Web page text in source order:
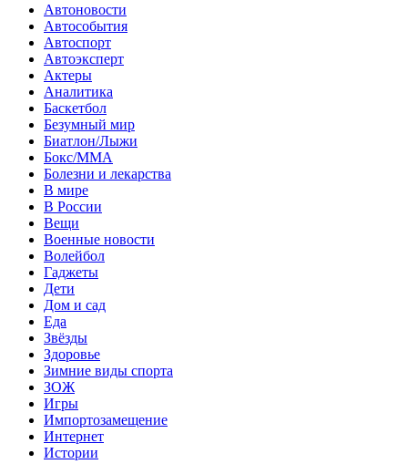
Автоновости
Автособытия
Автоспорт
Автоэксперт
Актеры
Аналитика
Баскетбол
Безумный мир
Биатлон/Лыжи
Бокс/MMA
Болезни и лекарства
В мире
В России
Вещи
Военные новости
Волейбол
Гаджеты
Дети
Дом и сад
Еда
Звёзды
Здоровье
Зимние виды спорта
ЗОЖ
Игры
Импортозамещение
Интернет
Истории